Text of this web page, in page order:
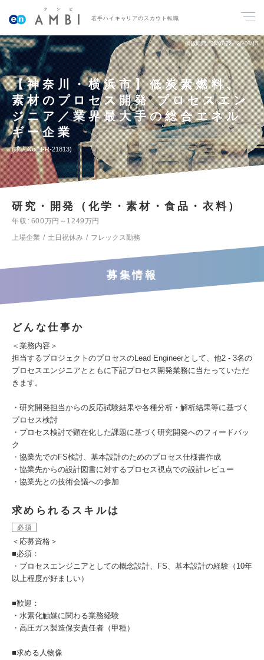
若手ハイキャリアのスカウト転職
掲載期間 26/07/22～26/09/15
【神奈川・横浜市】低炭素燃料、
素材のプロセス開発 プロセスエン
ジニア／業界最大手の総合エネル
ギー企業
求人No.LFR-21813
研究・開発（化学・素材・食品・衣料）
年収
600万円～1249万円
上場企業
土日祝休み フレックス勤務
募集情報
どんな仕事か
＜業務内容＞
担当するプロジェクトのプロセスのLead Engineerとして、他2 - 3名の
プロセスエンジニアとともに下記プロセス開発業務に当たっていただ
きます。
・研究開発担当からの反応試験結果や各種分析・解析結果等に基づく
プロセス検討
・プロセス検討で顕在化した課題に基づく研究開発へのフィードバッ
ク
・協業先でのFS検討、基本設計のためのプロセス仕様書作成
・協業先からの設計図書に対するプロセス視点での設計レビュー
・協業先との技術会議への参加
求められるスキルは
必須
＜応募資格＞
■必須：
・プロセスエンジニアとしての概念設計、FS、基本設計の経験（10年
以上程度が好ましい）
■歓迎：
・水素化触媒に関わる業務経験
・高圧ガス製造保安責任者（甲種）
■求める人物像